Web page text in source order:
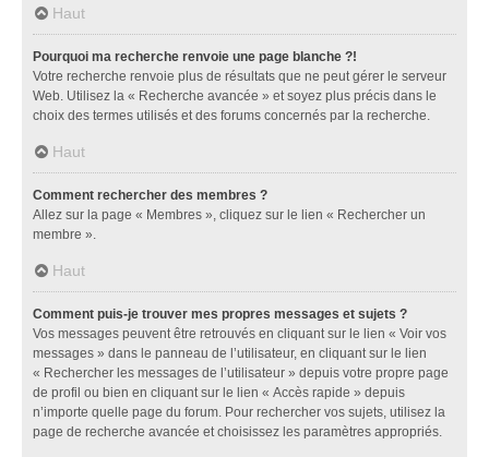
Haut
Pourquoi ma recherche renvoie une page blanche ?!
Votre recherche renvoie plus de résultats que ne peut gérer le serveur
Web. Utilisez la « Recherche avancée » et soyez plus précis dans le
choix des termes utilisés et des forums concernés par la recherche.
Haut
Comment rechercher des membres ?
Allez sur la page « Membres », cliquez sur le lien « Rechercher un
membre ».
Haut
Comment puis-je trouver mes propres messages et sujets ?
Vos messages peuvent être retrouvés en cliquant sur le lien « Voir vos
messages » dans le panneau de l’utilisateur, en cliquant sur le lien
« Rechercher les messages de l’utilisateur » depuis votre propre page
de profil ou bien en cliquant sur le lien « Accès rapide » depuis
n’importe quelle page du forum. Pour rechercher vos sujets, utilisez la
page de recherche avancée et choisissez les paramètres appropriés.